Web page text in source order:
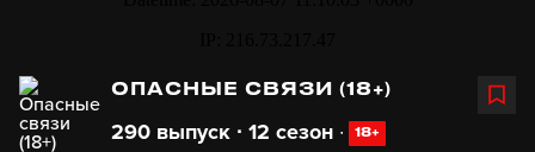
ОПАСНЫЕ СВЯЗИ (18+)
290 выпуск ∙ 12 сезон ∙ 18+